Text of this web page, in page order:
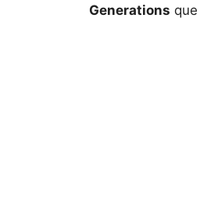
Generations